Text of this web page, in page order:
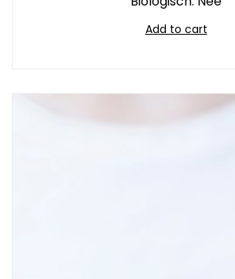
Add to cart